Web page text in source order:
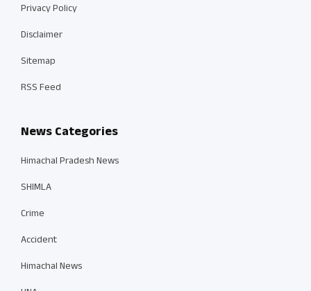
Privacy Policy
Disclaimer
Sitemap
RSS Feed
News Categories
Himachal Pradesh News
SHIMLA
Crime
Accident
Himachal News